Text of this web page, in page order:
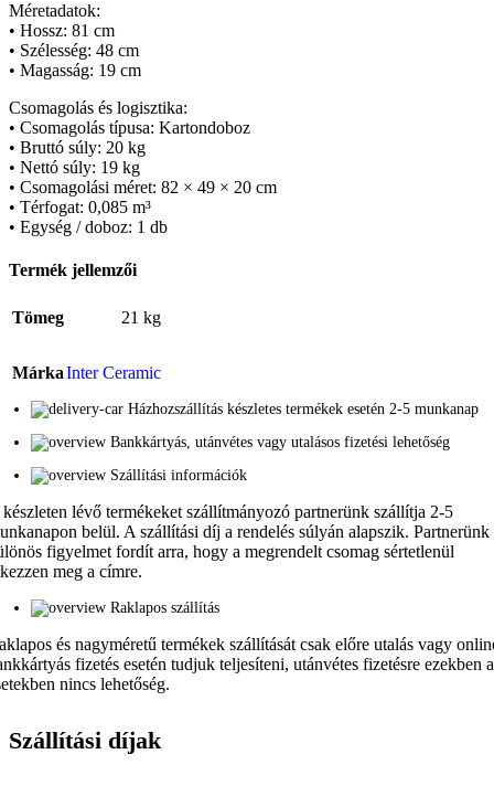
Méretadatok:
• Hossz: 81 cm
• Szélesség: 48 cm
• Magasság: 19 cm
Csomagolás és logisztika:
• Csomagolás típusa: Kartondoboz
• Bruttó súly: 20 kg
• Nettó súly: 19 kg
• Csomagolási méret: 82 × 49 × 20 cm
• Térfogat: 0,085 m³
• Egység / doboz: 1 db
Termék jellemzői
Tömeg 21 kg
MárkaInter Ceramic
Házhozszállítás készletes termékek esetén 2-5 munkanap
Bankkártyás, utánvétes vagy utalásos fizetési lehetőség
Szállítási információk
lévő termékeket szállítmányozó partnerünk szállítja 2-5
belül. A szállítási díj a rendelés súlyán alapszik. Partnerünk
figyelmet fordít arra, hogy a megrendelt csomag sértetlenül
meg a címre.
Raklapos szállítás
és nagyméretű termékek szállítását csak előre utalás vagy
fizetés esetén tudjuk teljesíteni, utánvétes fizetésre ezekben
nincs lehetőség.
Szállítási díjak